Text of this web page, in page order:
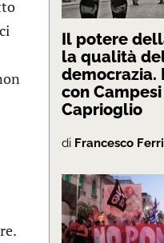
Il potere
la qualità
democrazia.
con
Caprioglio
di Francesco Ferri